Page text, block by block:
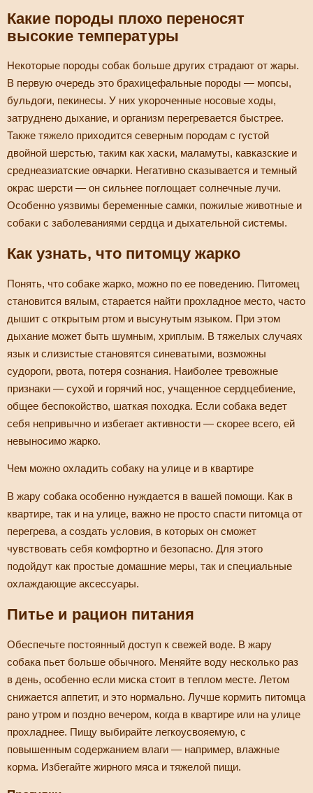
Какие породы плохо переносят
высокие температуры
Некоторые породы собак больше других страдают от жары.
В первую очередь это брахицефальные породы — мопсы,
бульдоги, пекинесы. У них укороченные носовые ходы,
затруднено дыхание, и организм перегревается быстрее.
Также тяжело приходится северным породам с густой
двойной шерстью, таким как хаски, маламуты, кавказские и
среднеазиатские овчарки. Негативно сказывается и темный
окрас шерсти — он сильнее поглощает солнечные лучи.
Особенно уязвимы беременные самки, пожилые животные и
собаки с заболеваниями сердца и дыхательной системы.
Как узнать, что питомцу жарко
Понять, что собаке жарко, можно по ее поведению. Питомец
становится вялым, старается найти прохладное место, часто
дышит с открытым ртом и высунутым языком. При этом
дыхание может быть шумным, хриплым. В тяжелых случаях
язык и слизистые становятся синеватыми, возможны
судороги, рвота, потеря сознания. Наиболее тревожные
признаки — сухой и горячий нос, учащенное сердцебиение,
общее беспокойство, шаткая походка. Если собака ведет
себя непривычно и избегает активности — скорее всего, ей
невыносимо жарко.
Чем можно охладить собаку на улице и в квартире
В жару собака особенно нуждается в вашей помощи. Как в
квартире, так и на улице, важно не просто спасти питомца от
перегрева, а создать условия, в которых он сможет
чувствовать себя комфортно и безопасно. Для этого
подойдут как простые домашние меры, так и специальные
охлаждающие аксессуары.
Питье и рацион питания
Обеспечьте постоянный доступ к свежей воде. В жару
собака пьет больше обычного. Меняйте воду несколько раз
в день, особенно если миска стоит в теплом месте. Летом
снижается аппетит, и это нормально. Лучше кормить питомца
рано утром и поздно вечером, когда в квартире или на улице
прохладнее. Пищу выбирайте легкоусвояемую, с
повышенным содержанием влаги — например, влажные
корма. Избегайте жирного мяса и тяжелой пищи.